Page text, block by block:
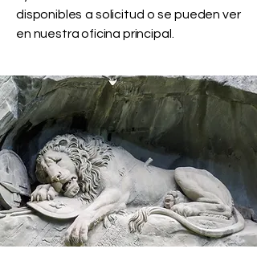
disponibles a solicitud o se pueden ver
en nuestra oficina principal.